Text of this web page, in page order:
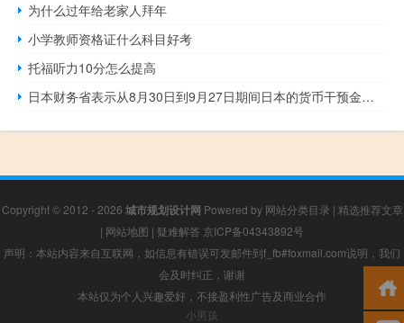
为什么过年给老家人拜年
小学教师资格证什么科目好考
托福听力10分怎么提高
日本财务省表示从8月30日到9月27日期间日本的货币干预金额为0日元
Copyright © 2012 - 2026 城市规划设计网 Powered by 网站分类目录 | 精选推荐文章
| 网站地图 | 疑难解答 京ICP备04343892号
声明：本站内容来自互联网，如信息有错误可发邮件到f_fb#foxmail.com说明，我们
会及时纠正，谢谢
本站仅为个人兴趣爱好，不接盈利性广告及商业合作
小男孩